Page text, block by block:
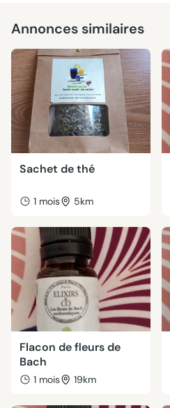
Annonces similaires
Sachet de thé
1 mois 5km
Flacon de fleurs de
Bach
1 mois 19km